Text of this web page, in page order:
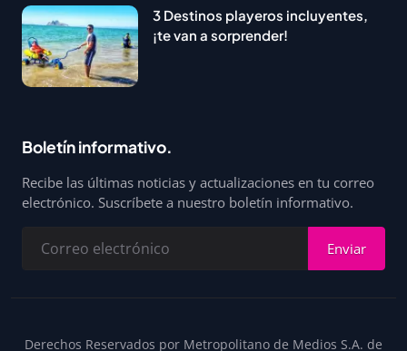
3 Destinos playeros incluyentes,
¡te van a sorprender!
Boletín informativo.
Recibe las últimas noticias y actualizaciones en tu correo
electrónico. Suscríbete a nuestro boletín informativo.
Enviar
Derechos Reservados por Metropolitano de Medios S.A. de